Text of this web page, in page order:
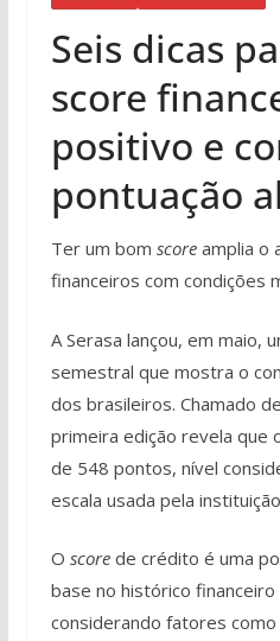
Seis dicas
score
positivo e
pontuação
Ter um bom score amplia o
financeiros com condições
A Serasa lançou, em maio,
semestral que mostra o
dos brasileiros. Chamado
primeira edição revela que
de 548 pontos, nível
escala usada pela
O scorede crédito é uma
base no histórico
considerando fatores